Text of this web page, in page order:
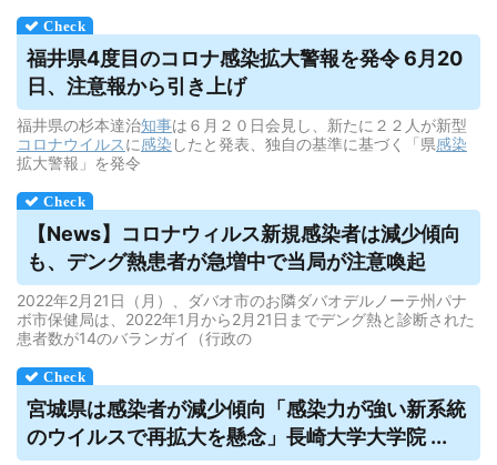
福井県4度目のコロナ感染拡大警報を発令 6月20
日、注意報から引き上げ
福井県の杉本達治知事は６月２０日会見し、新たに２２人が新型
コロナウイルスに感染 したと発表、独自の基準に基づく「県感染
拡大警報」を発令
【News】コロナウィルス新規感染者は減少傾向
も、デング熱患者が急増中で当局が注意喚起
2022年2月21日（月）、ダバオ市のお隣ダバオデルノーテ州パナ
ボ市保健局は、2022年1月から2月21日までデング熱と診断された
患者数が14のバランガイ（行政の
宮城県は感染者が減少傾向「感染力が強い新系統
のウイルスで再拡大を懸念」長崎大学大学院 ...